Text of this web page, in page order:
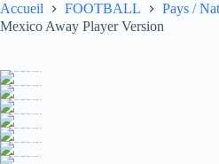
Accueil FOOTBALL Pays /
Mexico Away Player Version